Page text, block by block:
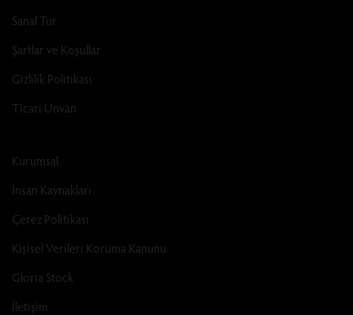
Sanal Tur
Şartlar ve Koşullar
Gizlilik Politikası
Ticari Unvan
Kurumsal
İnsan Kaynakları
Çerez Politikası
Kişisel Verileri Koruma Kanunu
Gloria Stock
İletişim